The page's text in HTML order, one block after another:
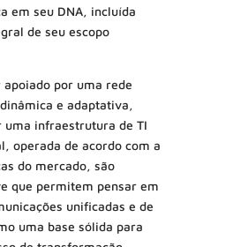
em seu DNA, incluída
de seu escopo
por uma rede
e adaptativa,
uma infraestrutura de TI
operada de acordo com a
do mercado, são
que permitem pensar em
unificadas e de
uma base sólida para